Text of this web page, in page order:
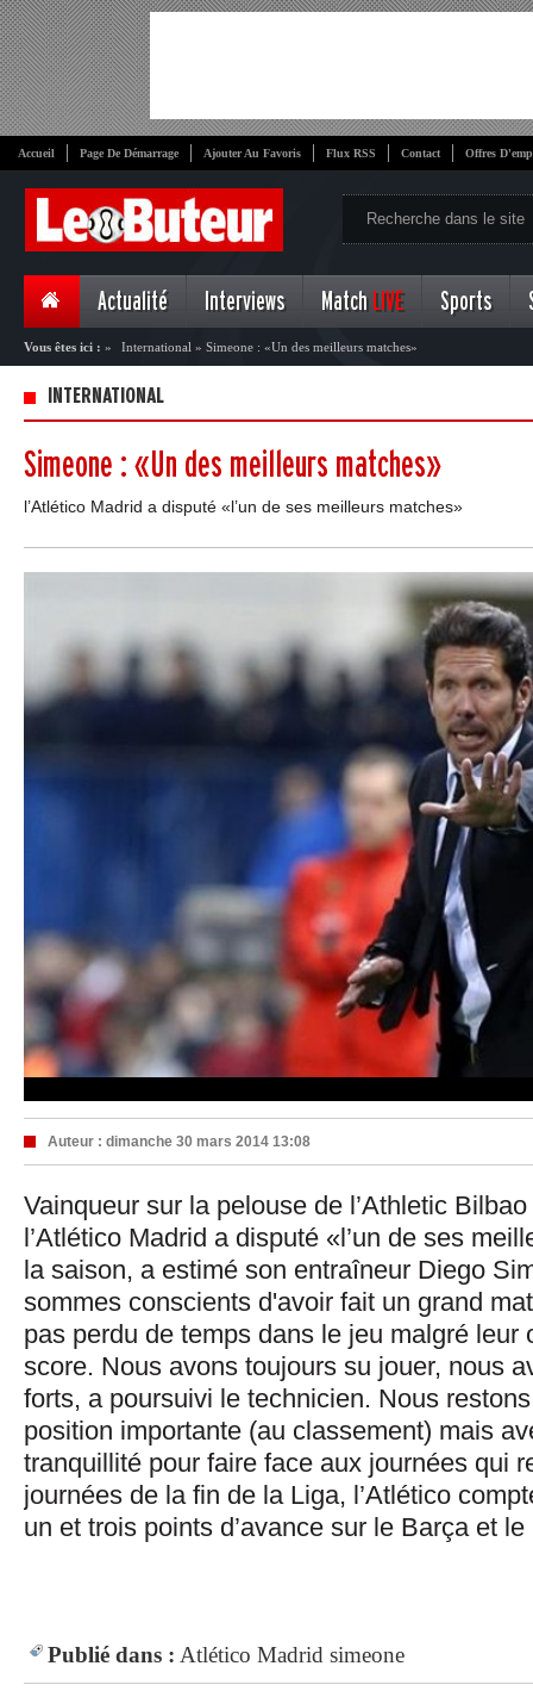
Accueil Page De Démarrage Ajouter Au Favoris Flux RSS Contact Offres
Actualité Interviews Match LIVE Sports
Vous êtes ici : » International » Simeone : «Un des meilleurs matches»
INTERNATIONAL
Simeone : «Un des meilleurs matches»
l’Atlético Madrid a disputé «l’un de ses meilleurs matches»
Auteur : dimanche 30 mars 2014 13:08
Vainqueur sur la pelouse de l’Athletic
l’Atlético Madrid a disputé «l’un de ses
la saison, a estimé son entraîneur Diego
sommes conscients d'avoir fait un grand
pas perdu de temps dans le jeu malgré leur
score. Nous avons toujours su jouer, nous
forts, a poursuivi le technicien. Nous
position importante (au classement) mais
tranquillité pour faire face aux journées qui
journées de la fin de la Liga, l’Atlético
un et trois points d’avance sur le Barça et
Publié dans : Atlético Madrid simeone